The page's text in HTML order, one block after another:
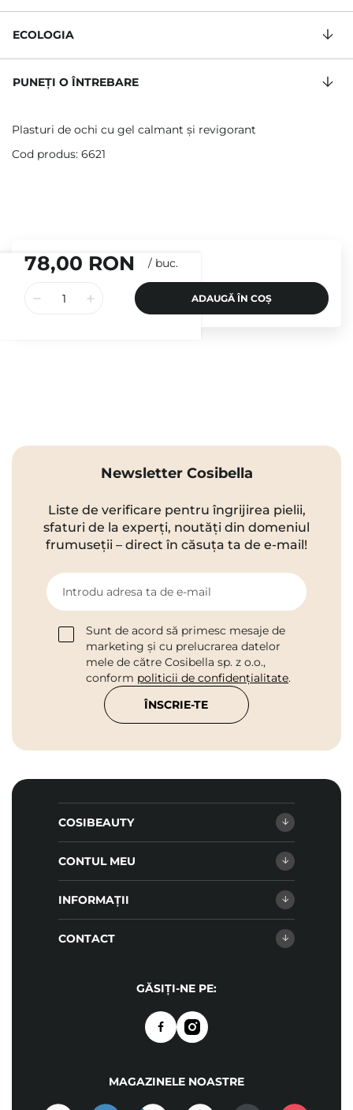
78,00 RON / buc.
ADAUGĂ ÎN COȘ
ECOLOGIA
PUNEȚI O ÎNTREBARE
Plasturi de ochi cu gel calmant și revigorant
Cod produs: 6621
Newsletter Cosibella
Liste de verificare pentru îngrijirea pielii,
sfaturi de la experți, noutăți din domeniul
frumuseții – direct în căsuța ta de e-mail!
Introdu adresa ta de e-mail
Sunt de acord să primesc mesaje de
marketing și cu prelucrarea datelor
mele de către Cosibella sp. z o.o.,
conform politicii de confidențialitate.
ÎNSCRIE-TE
COSIBEAUTY
CONTUL MEU
INFORMAȚII
CONTACT
GĂSIȚI-NE PE:
MAGAZINELE NOASTRE